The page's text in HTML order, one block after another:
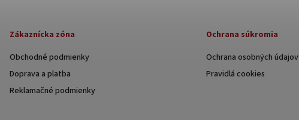
Zákaznícka zóna
Obchodné podmienky
Doprava a platba
Reklamačné podmienky
Ochrana súkromia
Ochrana osobných údajov
Pravidlá cookies